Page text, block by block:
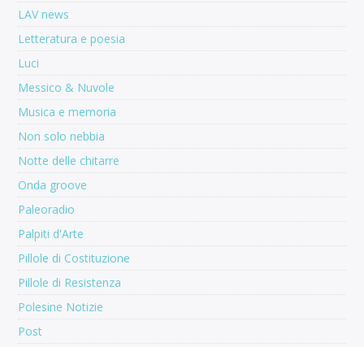
LAV news
Letteratura e poesia
Luci
Messico & Nuvole
Musica e memoria
Non solo nebbia
Notte delle chitarre
Onda groove
Paleoradio
Palpiti d'Arte
Pillole di Costituzione
Pillole di Resistenza
Polesine Notizie
Post